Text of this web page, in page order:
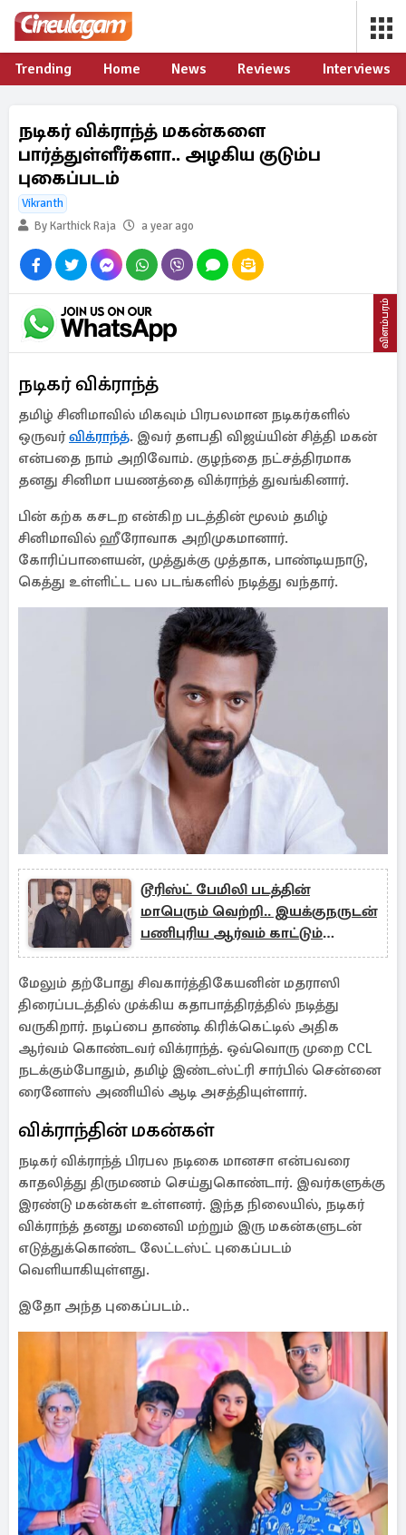
Trending Home News Reviews Interviews
நடிகர் விக்ராந்த் மகன்களை
பார்த்துள்ளீர்களா.. அழகிய குடும்ப
புகைப்படம்
Vikranth
By Karthick Raja
a year ago
விளம்பரம்
நடிகர் விக்ராந்த்
தமிழ் சினிமாவில் மிகவும் பிரபலமான நடிகர்களில்
ஒருவர்விக்ராந்த். இவர் தளபதி விஜய்யின் சித்தி மகன்
என்பதை நாம் அறிவோம். குழந்தை நட்சத்திரமாக
தனது சினிமா பயணத்தை விக்ராந்த் துவங்கினார்.
பின் கற்க கசடற என்கிற படத்தின் மூலம் தமிழ்
சினிமாவில் ஹீரோவாக அறிமுகமானார்.
கோரிப்பாளையன், முத்துக்கு முத்தாக, பாண்டியநாடு,
கெத்து உள்ளிட்ட பல படங்களில் நடித்து வந்தார்.
டூரிஸ்ட் பேமிலி படத்தின்
மாபெரும் வெற்றி.. இயக்குநருடன்
பணிபுரிய ஆர்வம் காட்டும்
முன்னணி நடிகர்கள்
மேலும் தற்போது சிவகார்த்திகேயனின் மதராஸி
திரைப்படத்தில் முக்கிய கதாபாத்திரத்தில் நடித்து
வருகிறார். நடிப்பை தாண்டி கிரிக்கெட்டில் அதிக
ஆர்வம் கொண்டவர் விக்ராந்த். ஒவ்வொரு முறை CCL
நடக்கும்போதும், தமிழ் இண்டஸ்ட்ரி சார்பில் சென்னை
ரைனோஸ் அணியில் ஆடி அசத்தியுள்ளார்.
விக்ராந்தின் மகன்கள்
நடிகர் விக்ராந்த் பிரபல நடிகை மானசா என்பவரை
காதலித்து திருமணம் செய்துகொண்டார். இவர்களுக்கு
இரண்டு மகன்கள் உள்ளனர். இந்த நிலையில், நடிகர்
விக்ராந்த் தனது மனைவி மற்றும் இரு மகன்களுடன்
எடுத்துக்கொண்ட லேட்டஸ்ட் புகைப்படம்
வெளியாகியுள்ளது.
இதோ அந்த புகைப்படம்..